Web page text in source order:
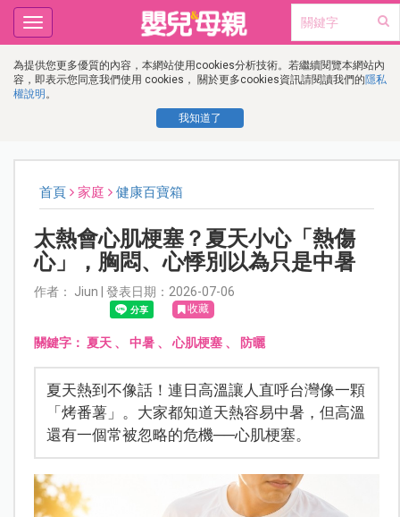
為提供您更多優質的內容，本網站使用cookies分析技術。若繼續閱覽本網站內
容，即表示您同意我們使用 cookies， 關於更多cookies資訊請閱讀我們的隱私
權說明 。
我知道了
Toggle
navigation
首頁 家庭 健康百寶箱
太熱會心肌梗塞？夏天小心「熱傷
心」，胸悶、心悸別以為只是中暑
作者： Jiun | 發表日期：2026-07-06
收藏
關鍵字： 夏天、 中暑、 心肌梗塞、 防曬
夏天熱到不像話！連日高溫讓人直呼台灣像一顆
「烤番薯」。大家都知道天熱容易中暑，但高溫
還有一個常被忽略的危機──心肌梗塞。